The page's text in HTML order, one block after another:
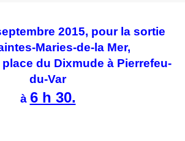
2015, pour la sortie
Maries-de-la Mer,
du Dixmude à Pierrefeu-
du-Var
à 6 h 30.